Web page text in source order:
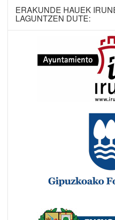
ERAKUNDE HAUEK
LAGUNTZEN DUTE: